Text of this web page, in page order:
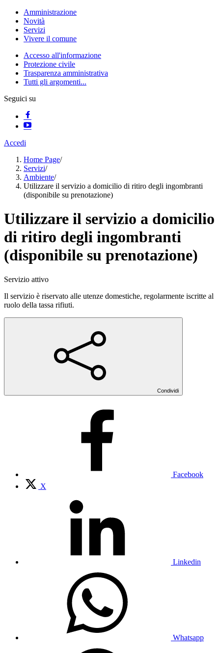
Amministrazione
Novità
Servizi
Vivere il comune
Accesso all'informazione
Protezione civile
Trasparenza amministrativa
Tutti gli argomenti...
Seguici su
Accedi
Home Page/
Servizi/
Ambiente/
Utilizzare il servizio a domicilio di ritiro degli ingombranti
(disponibile su prenotazione)
Utilizzare il servizio a domicilio
di ritiro degli ingombranti
(disponibile su prenotazione)
Servizio attivo
Il servizio è riservato alle utenze domestiche, regolarmente iscritte al
ruolo della tassa rifiuti.
Condividi
Facebook
X
Linkedin
Whatsapp